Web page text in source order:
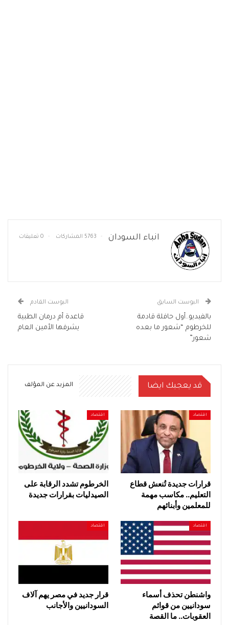
انباء السودان 5763 المشاركات 0 تعليقات
البوست السابق
بالفيديو..أول حافلة قادمة
للخرطوم “شعور ما بعده
شعور”
البوست القادم
قاعدة أم درمان الطبية
يشرفها الأمين العام
قد يعجبك ايضا المزيد عن المؤلف
اقتصاد
قرارات جديدة تُنعش قطاع
التعليم.. مكاسب مهمة
للمعلمين وأبنائهم
اقتصاد
الخرطوم تشدد الرقابة على
الصيدليات بقرارات جديدة
اقتصاد
واشنطن تحذف أسماء
سودانيين من قوائم
العقوبات.. ما القصة
اقتصاد
قرار جديد في مصر يهم آلاف
السودانيين والأجانب